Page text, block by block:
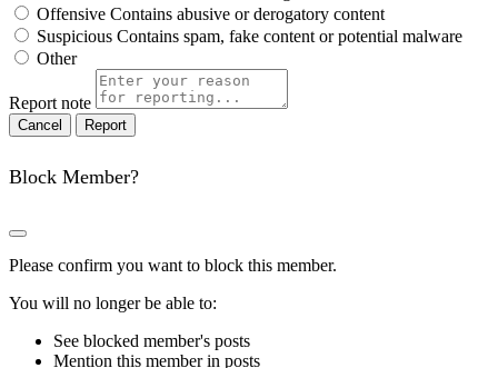
Offensive Contains abusive or derogatory content
Suspicious Contains spam, fake content or potential malware
Other
Report note
Report
Block Member?
Please confirm you want to block this member.
You will no longer be able to:
See blocked member's posts
Mention this member in posts